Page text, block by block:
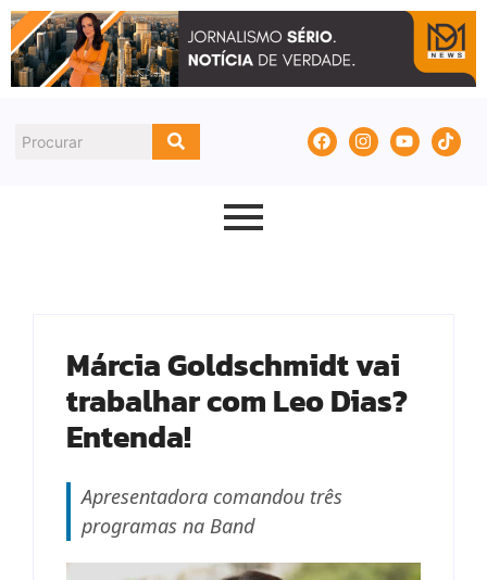
Márcia Goldschmidt vai
trabalhar com Leo Dias?
Entenda!
Apresentadora comandou três
programas na Band